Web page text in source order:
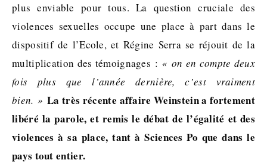
plus enviable pour tous. La question cruciale des
violences sexuelles occupe une place à part dans le
dispositif de l’Ecole, et Régine Serra se réjouit de la
multiplication des témoignages : « on en compte deux
fois plus que l’année dernière, c’est vraiment
bien. » La très récente affaire Weinstein a fortement
libéré la parole, et remis le débat de l’égalité et des
violences à sa place, tant à Sciences Po que dans le
pays tout entier.